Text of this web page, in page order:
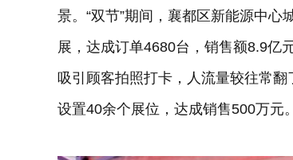
景。“双节”期间，襄都区新能源中
展，达成订单4680台，销售额8.9亿
吸引顾客拍照打卡，人流量较往常
设置40余个展位，达成销售500万元。